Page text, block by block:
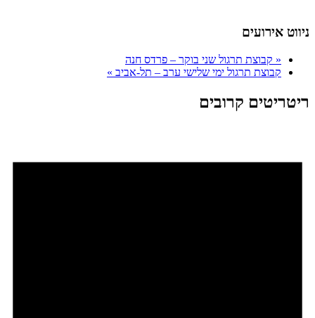
ניווט אירועים
« קבוצת תרגול שני בוקר – פרדס חנה
קבוצת תרגול ימי שלישי ערב – תל-אביב »
ריטריטים קרובים